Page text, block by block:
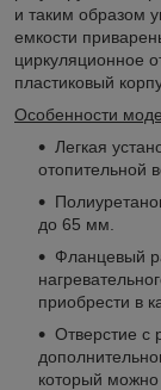
и таким образом
емкости
циркуляционное
пластиковый
Особенности
Легкая
отопительной
до 65 мм.
Фланцевый
приобрести в
Отверстие с
который можно